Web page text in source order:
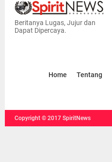
Beritanya Lugas, Jujur dan
Dapat Dipercaya.
Home Tentang
Copyright © 2017 SpiritNews